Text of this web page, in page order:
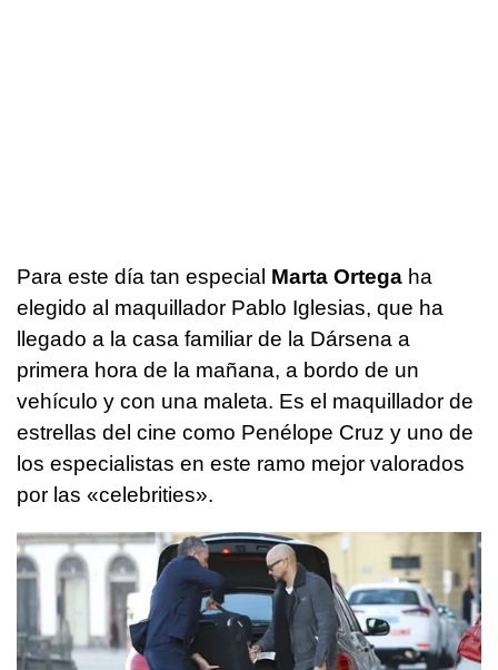
Para este día tan especial Marta Ortega ha
elegido al maquillador Pablo Iglesias, que ha
llegado a la casa familiar de la Dársena a
primera hora de la mañana, a bordo de un
vehículo y con una maleta. Es el maquillador de
estrellas del cine como Penélope Cruz y uno de
los especialistas en este ramo mejor valorados
por las «celebrities».